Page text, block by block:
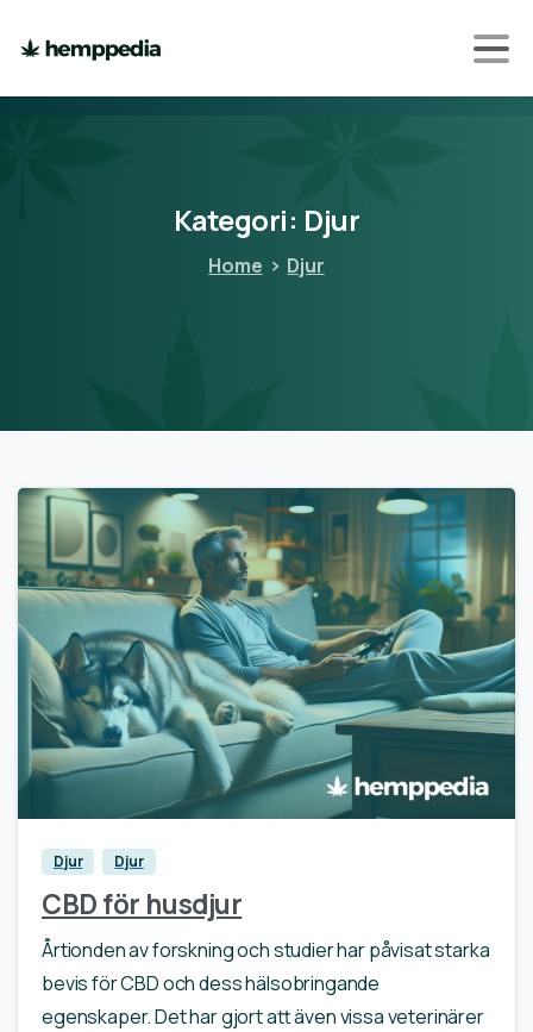
Kategori: Djur
Home Djur
0
Djur Djur
CBD för husdjur
Årtionden av forskning och studier har påvisat starka
bevis för CBD och dess hälsobringande
egenskaper. Det har gjort att även vissa veterinärer